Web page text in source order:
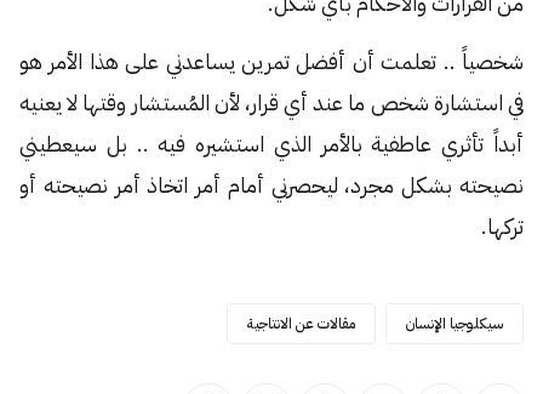
شخصياً .. تعلمت أن أفضل تمرين يساعدني على هذا الأمر هو
في استشارة شخص ما عند أي قرار، لأن المُستشار وقتها لا يعنيه
أبداً تأثري عاطفية بالأمر الذي استشيره فيه .. بل سيعطيني
نصيحته بشكل مجرد، ليحصرني أمام أمر اتخاذ أمر نصيحته أو
تركها.
سيكلوجيا الإنسان مقالات عن الانتاجية